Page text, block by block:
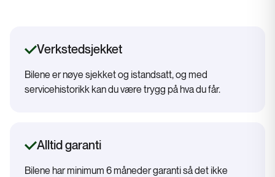
Verkstedsjekket
Bilene er nøye sjekket og istandsatt, og med
servicehistorikk kan du være trygg på hva du får.
Alltid garanti
Bilene har minimum 6 måneder garanti så det ikke